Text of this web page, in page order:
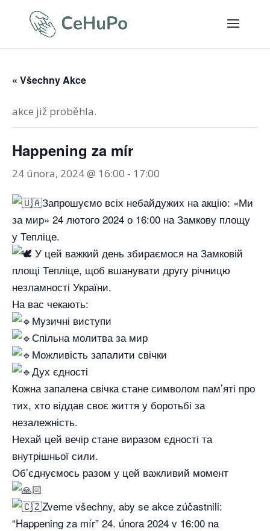
« Všechny Akce
akce již proběhla.
Happening za mír
24 února, 2024 @ 16:00 - 17:00
Запрошуємо всіх небайдужих на акцію: «Ми
за мир» 24 лютого 2024 о 16:00 на Замкову площу
у Тепліце.
У цей важкий день збираємося на Замковій
площі Тепліце, щоб вшанувати другу річницю
незламності України.
На вас чекають:
Музичні виступи
Спільна молитва за мир
Можливість запалити свічки
Дух єдності
Кожна запалена свічка стане символом пам’яті про
тих, хто віддав своє життя у боротьбі за
незалежність.
Нехай цей вечір стане виразом єдності та
внутрішньої сили.
Обʼєднуємось разом у цей важливий момент
Zveme všechny, aby se akce zúčastnili:
“Happening za mír” 24. února 2024 v 16:00 na